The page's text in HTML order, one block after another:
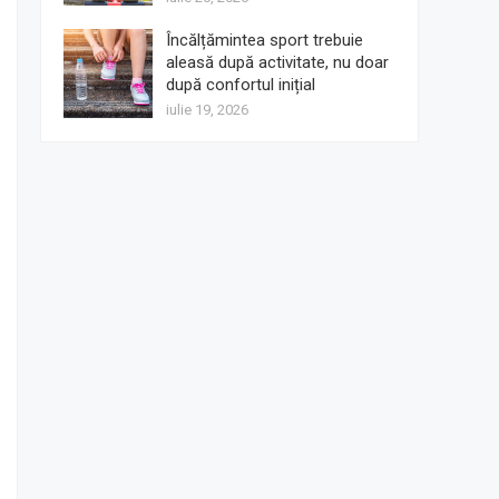
Încălțămintea sport trebuie
aleasă după activitate, nu doar
după confortul inițial
iulie 19, 2026